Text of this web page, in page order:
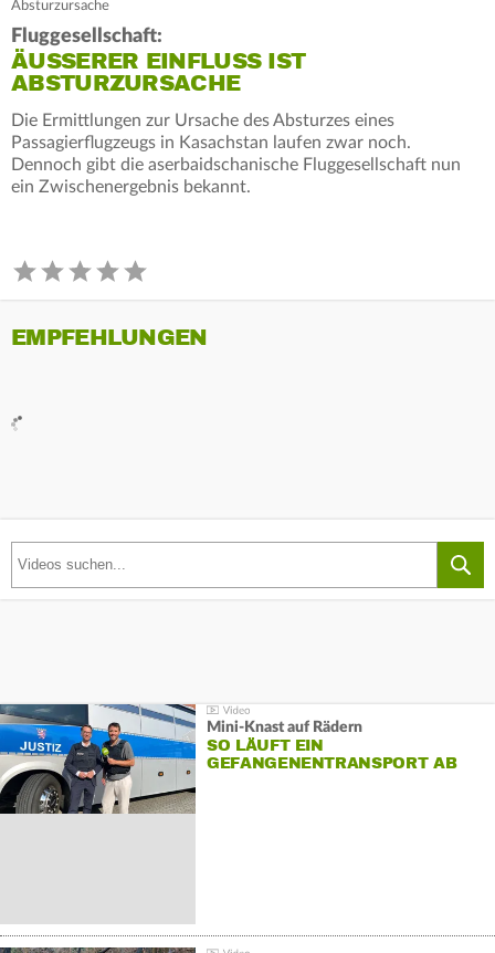
Absturzursache
Fluggesellschaft:
ÄUSSERER EINFLUSS IST A
BSTURZURSACHE
Die Ermittlungen zur Ursache des Absturzes eines
Passagierflugzeugs in Kasachstan laufen zwar noch.
Dennoch gibt die aserbaidschanische Fluggesellschaft nun
ein Zwischenergebnis bekannt.
EMPFEHLUNGEN
Mini-Knast auf Rädern
SO LÄUFT EIN
GEFANGENENTRANSPORT AB